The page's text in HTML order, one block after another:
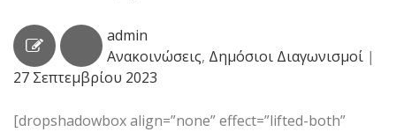
admin
Ανακοινώσεις, Δημόσιοι Διαγωνισμοί |
27 Σεπτεμβρίου 2023
[dropshadowbox align=”none” effect=”lifted-both”